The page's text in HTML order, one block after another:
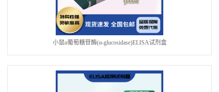
小鼠α葡萄糖苷酶(α-glucosidase)ELISA试剂盒